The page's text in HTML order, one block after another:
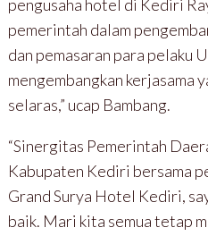
pengusaha hotel di Kediri
pemerintah dalam
dan pemasaran para pelaku
mengembangkan kerjasama
selaras,” ucap Bambang.
“Sinergitas Pemerintah
Kabupaten Kediri bersama
Grand Surya Hotel Kediri,
baik. Mari kita semua tetap